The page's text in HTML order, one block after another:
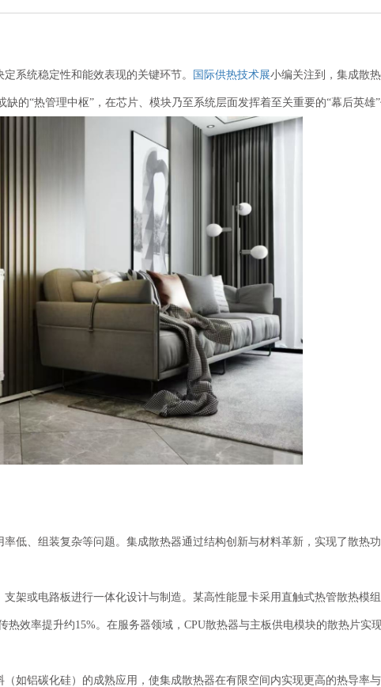
系统稳定性和能效表现的关键环节。 国际供热技术展小编关注到，集成散
的“热管理中枢”，在芯片、模块乃至系统层面发挥着至关重要的“幕后英雄”
低、组装复杂等问题。集成散热器通过结构创新与材料革新，实现了散热
架或电路板进行一体化设计与制造。某高性能显卡采用直触式热管散热模
效率提升约15%。在服务器领域，CPU散热器与主板供电模块的散热片实
如铝碳化硅）的成熟应用，使集成散热器在有限空间内实现更高的热导率